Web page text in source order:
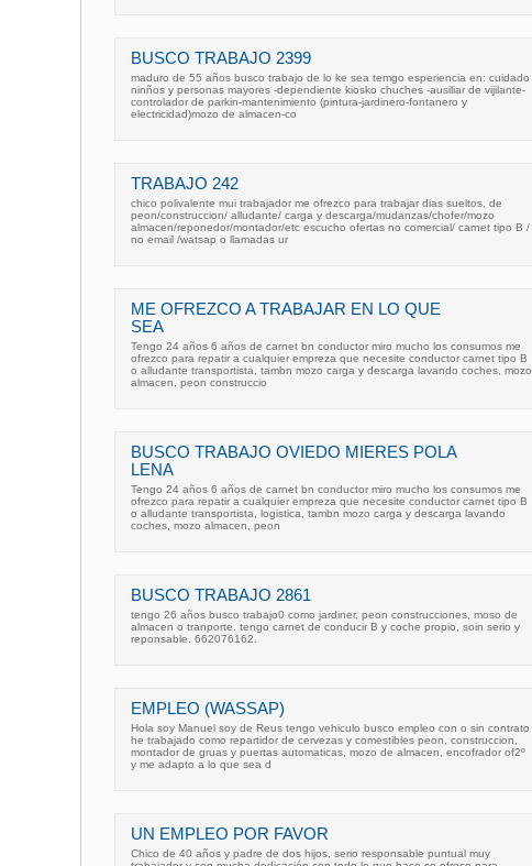
BUSCO TRABAJO 2399
maduro de 55 años busco trabajo de lo ke sea temgo esperiencia en: cuidado
ninños y personas mayores -dependiente kiosko chuches -ausiliar de vijilante-
controlador de parkin-mantenimiento (pintura-jardinero-fontanero y
electricidad)mozo de almacen-co
TRABAJO 242
chico polivalente mui trabajador me ofrezco para trabajar dias sueltos, de
peon/construccion/ alludante/ carga y descarga/mudanzas/chofer/mozo
almacen/reponedor/montador/etc escucho ofertas no comercial/ carnet tipo B /
no email /watsap o llamadas ur
ME OFREZCO A TRABAJAR EN LO QUE
SEA
Tengo 24 años 6 años de carnet bn conductor miro mucho los consumos me
ofrezco para repatir a cualquier empreza que necesite conductor carnet tipo B
o alludante transportista, tambn mozo carga y descarga lavando coches, mozo
almacen, peon construccio
BUSCO TRABAJO OVIEDO MIERES POLA
LENA
Tengo 24 años 6 años de carnet bn conductor miro mucho los consumos me
ofrezco para repatir a cualquier empreza que necesite conductor carnet tipo B
o alludante transportista, logistica, tambn mozo carga y descarga lavando
coches, mozo almacen, peon
BUSCO TRABAJO 2861
tengo 26 años busco trabajo0 como jardiner, peon construcciones, moso de
almacen o tranporte. tengo carnet de conducir B y coche propio, soin serio y
reponsable. 662076162.
EMPLEO (WASSAP)
Hola soy Manuel soy de Reus tengo vehiculo busco empleo con o sin contrato
he trabajado como repartidor de cervezas y comestibles peon, construccion,
montador de gruas y puertas automaticas, mozo de almacen, encofrador of2º
y me adapto a lo que sea d
UN EMPLEO POR FAVOR
Chico de 40 años y padre de dos hijos, serio responsable puntual muy